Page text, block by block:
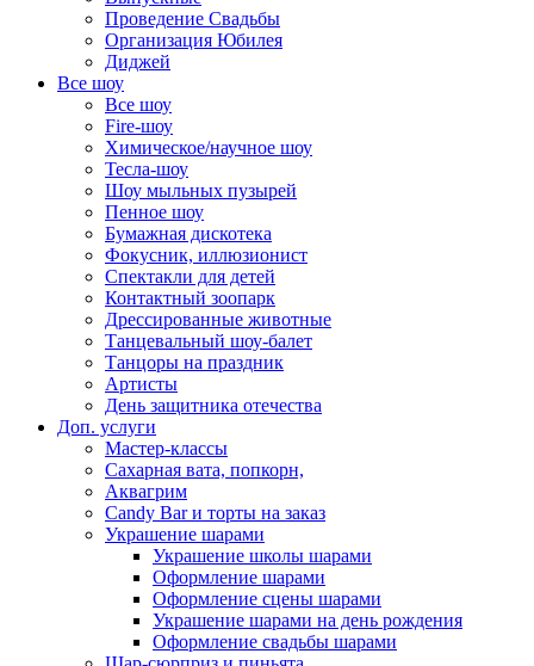
Проведение Свадьбы
Организация Юбилея
Диджей
Все шоу
Все шоу
Fire-шоу
Химическое/научное шоу
Тесла-шоу
Шоу мыльных пузырей
Пенное шоу
Бумажная дискотека
Фокусник, иллюзионист
Спектакли для детей
Контактный зоопарк
Дрессированные животные
Танцевальный шоу-балет
Танцоры на праздник
Артисты
День защитника отечества
Доп. услуги
Мастер-классы
Сахарная вата, попкорн,
Аквагрим
Candy Bar и торты на заказ
Украшение шарами
Украшение школы шарами
Оформление шарами
Оформление сцены шарами
Украшение шарами на день рождения
Оформление свадьбы шарами